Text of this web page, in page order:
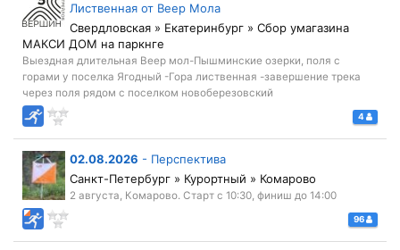
Лиственная от Веер Мола
Свердловская » Екатеринбург » Сбор умагазина
МАКСИ ДОМ на паркнге
Выездная длительная Веер мол-Пышминские озерки, поля с
горами у поселка Ягодный -Гора лиственная -завершение трека
через поля рядом с поселком новоберезовский
4
02.08.2026 - Перспектива
Санкт-Петербург » Курортный » Комарово
2 августа, Комарово. Старт с 10:30, финиш до 14:00
96